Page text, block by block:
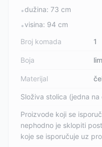
•dužina: 73 cm
•visina: 94 cm
Broj komada
1
Boja
Materijal
Složiva stolica (jedna na
Proizvode koji se
nephodno je sklopiti
koje se isporučuje uz